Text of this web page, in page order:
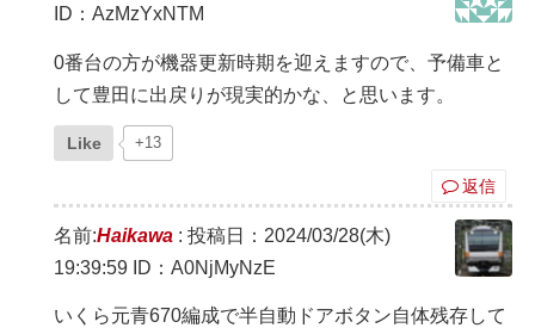
ID：AzMzYxNTM
0番台の方が機器更新時期を迎えますので、予備車と
して豊田に出戻りが現実的かな、と思います。
Like +13
返信
名前:Haikawa : 投稿日：2024/03/28(木)
19:39:59 ID：A0NjMyNzE
いくら元青670編成で半自動ドアボタン自体残存して